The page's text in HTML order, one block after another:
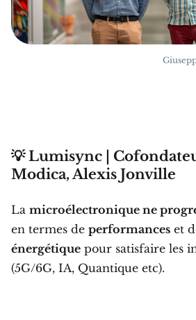
💡 Lumisync |
Modica, Alexis Jonville
La microélectronique ne
en termes de performances et
énergétique pour satisfaire les
(5G/6G, IA, Quantique etc).